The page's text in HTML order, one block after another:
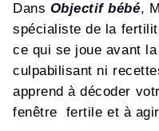
Dans Objectif bébé,
spécialiste de la
ce qui se joue avant
culpabilisant ni
apprend à décoder
fenêtre fertile et à